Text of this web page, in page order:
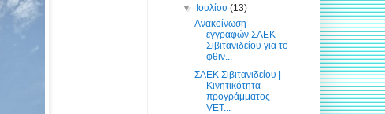
▼ Ιουλίου(13)
Ανακοίνωση
εγγραφών ΣΑΕΚ
Σιβιτανιδείου για το
φθιν...
ΣΑΕΚ Σιβιτανιδείου |
Κινητικότητα
προγράμματος
VET...